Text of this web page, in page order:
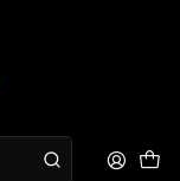
Trinity Feeder